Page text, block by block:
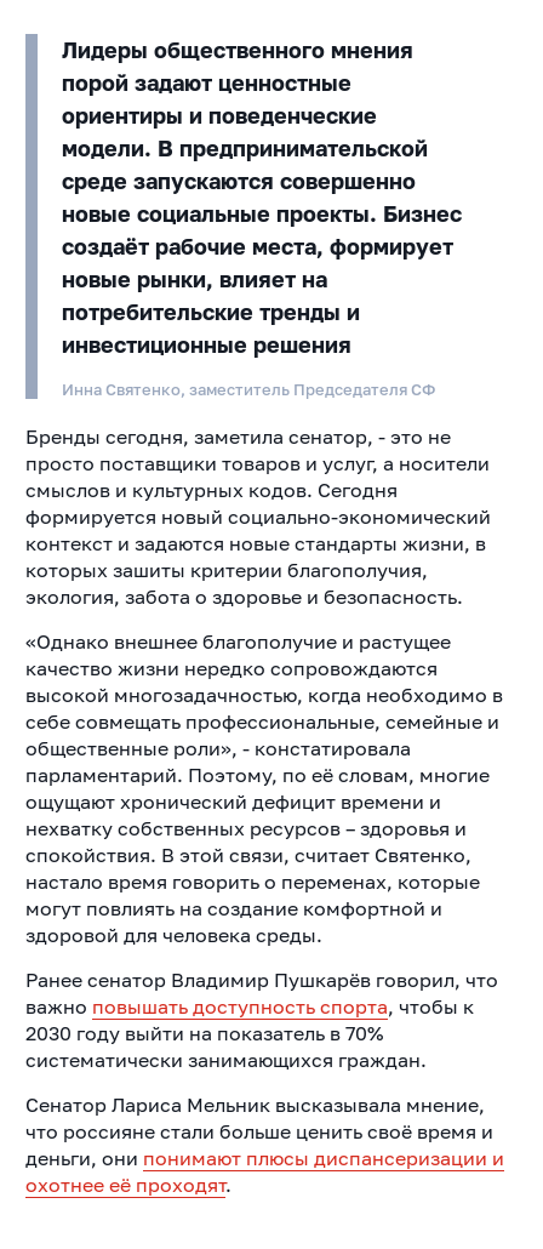
Лидеры общественного мнения
порой задают ценностные
ориентиры и поведенческие
модели. В предпринимательской
среде запускаются совершенно
новые социальные проекты. Бизнес
создаёт рабочие места, формирует
новые рынки, влияет на
потребительские тренды и
инвестиционные решения
Инна Святенко, заместитель Председателя СФ
Бренды сегодня, заметила сенатор, - это не
просто поставщики товаров и услуг, а носители
смыслов и культурных кодов. Сегодня
формируется новый социально-экономический
контекст и задаются новые стандарты жизни, в
которых зашиты критерии благополучия,
экология, забота о здоровье и безопасность.
«Однако внешнее благополучие и растущее
качество жизни нередко сопровождаются
высокой многозадачностью, когда необходимо в
себе совмещать профессиональные, семейные и
общественные роли», - констатировала
парламентарий. Поэтому, по её словам, многие
ощущают хронический дефицит времени и
нехватку собственных ресурсов – здоровья и
спокойствия. В этой связи, считает Святенко,
настало время говорить о переменах, которые
могут повлиять на создание комфортной и
здоровой для человека среды.
Ранее сенатор Владимир Пушкарёв говорил, что
важно повышать доступность спорта, чтобы к
2030 году выйти на показатель в 70%
систематически занимающихся граждан.
Сенатор Лариса Мельник высказывала мнение,
что россияне стали больше ценить своё время и
деньги, они понимают плюсы диспансеризации и
охотнее её проходят.